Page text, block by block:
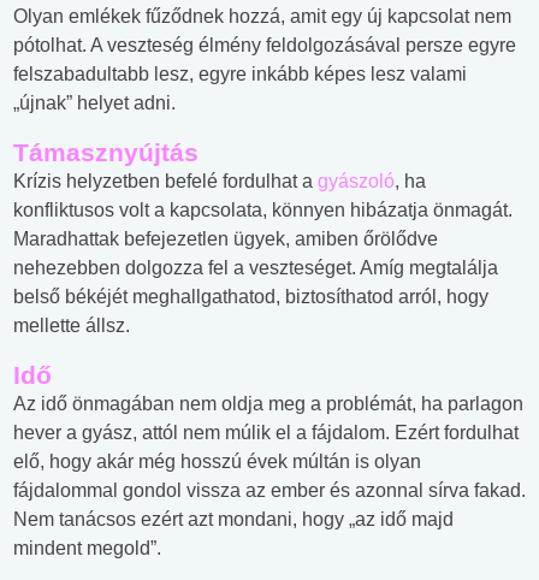
Olyan emlékek fűződnek hozzá, amit egy új kapcsolat nem
pótolhat. A veszteség élmény feldolgozásával persze egyre
felszabadultabb lesz, egyre inkább képes lesz valami
„újnak” helyet adni.
Támasznyújtás
Krízis helyzetben befelé fordulhat a gyászoló, ha
konfliktusos volt a kapcsolata, könnyen hibázatja önmagát.
Maradhattak befejezetlen ügyek, amiben őrölődve
nehezebben dolgozza fel a veszteséget. Amíg megtalálja
belső békéjét meghallgathatod, biztosíthatod arról, hogy
mellette állsz.
Idő
Az idő önmagában nem oldja meg a problémát, ha parlagon
hever a gyász, attól nem múlik el a fájdalom. Ezért fordulhat
elő, hogy akár még hosszú évek múltán is olyan
fájdalommal gondol vissza az ember és azonnal sírva fakad.
Nem tanácsos ezért azt mondani, hogy „az idő majd
mindent megold”.